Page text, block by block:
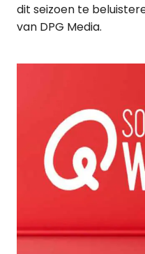
dit seizoen te
van DPG Media.